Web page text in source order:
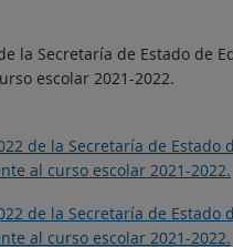
la Secretaría de Estado de
escolar 2021-2022.
de la Secretaría de
al curso escolar 2021-2022.
de la Secretaría de
al curso escolar 2021-2022.